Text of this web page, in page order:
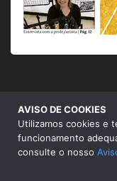
© 2026 Sindicato
AVISO DE COOKIES
Utilizamos cookies e
funcionamento
consulte o nosso